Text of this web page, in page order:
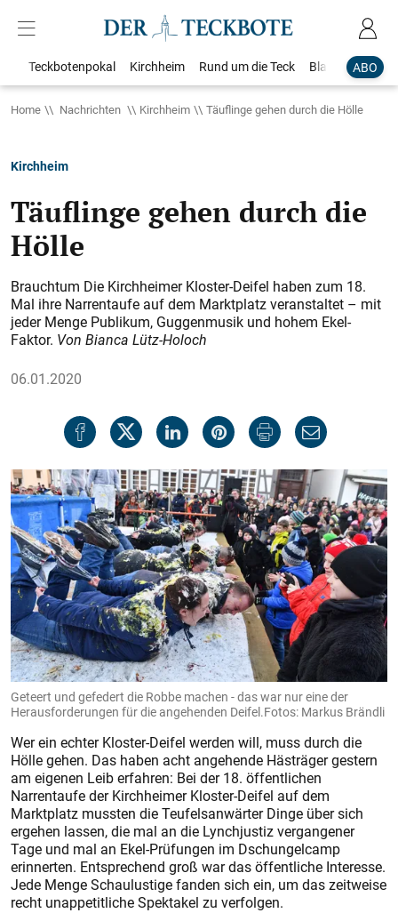
ABO
Teckbotenpokal Kirchheim Rund um die Teck Blaulicht
Home Nachrichten Kirchheim Täuflinge gehen durch die Hölle
Kirchheim
Täuflinge gehen durch die
Hölle
Brauchtum Die Kirchheimer Kloster-Deifel haben zum 18.
Mal ihre Narrentaufe auf dem Marktplatz veranstaltet – mit
jeder Menge Publikum, Guggenmusik und hohem Ekel-
Faktor. Von Bianca Lütz-Holoch
06.01.2020
Geteert und gefedert die Robbe machen - das war nur eine der
Herausforderungen für die angehenden Deifel.Fotos: Markus Brändli
Wer ein echter Kloster-Deifel werden will, muss durch die
Hölle gehen. Das haben acht angehende Hästräger gestern
am eigenen Leib erfahren: Bei der 18. öffentlichen
Narrentaufe der Kirchheimer Kloster-Deifel auf dem
Marktplatz mussten die Teufelsanwärter Dinge über sich
ergehen lassen, die mal an die Lynchjustiz vergangener
Tage und mal an Ekel-Prüfungen im Dschungelcamp
erinnerten. Entsprechend groß war das öffentliche Interesse.
Jede Menge Schaulustige fanden sich ein, um das zeitweise
recht unappetitliche Spektakel zu verfolgen.